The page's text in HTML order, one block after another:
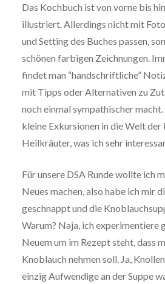
Das Kochbuch ist von vorne bis
illustriert. Allerdings nicht mit
und Setting des Buches passen,
schönen farbigen Zeichnungen.
findet man “handschriftliche”
mit Tipps oder Alternativen zu
noch einmal sympathischer
kleine Exkursionen in die Welt der
Heilkräuter, was ich sehr
Für unsere DSA Runde wollte ich
Neues machen, also habe ich mir
geschnappt und die
Warum? Naja, ich experimentiere
Neuem um im Rezept steht, dass
Knoblauch nehmen soll. Ja,
einzig Aufwendige an der Suppe